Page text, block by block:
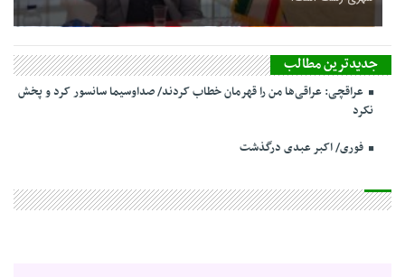
جدیدترین مطالب
عراقچی: عراقی‌ها من را قهرمان خطاب کردند/ صداوسیما سانسور کرد و پخش
نکرد
فوری/ اکبر عبدی درگذشت